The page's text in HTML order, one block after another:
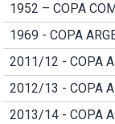
1952 – COPA
1969 - COPA
2011/12 - COPA
2012/13 - COPA
2013/14 - COPA